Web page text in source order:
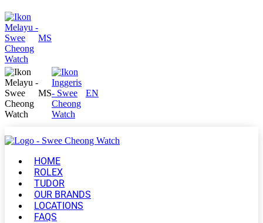
MS
MS EN
HOME
ROLEX
TUDOR
OUR BRANDS
LOCATIONS
FAQS